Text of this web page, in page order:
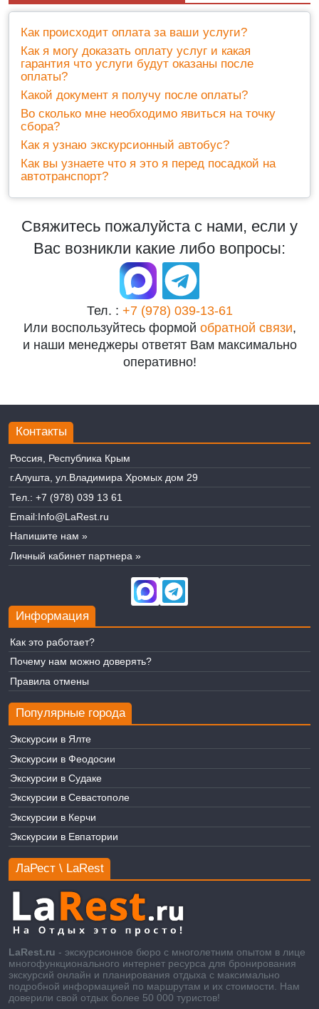
Как происходит оплата за ваши услуги?
Как я могу доказать оплату услуг и какая
гарантия что услуги будут оказаны после
оплаты?
Какой документ я получу после оплаты?
Во сколько мне необходимо явиться на точку
сбора?
Как я узнаю экскурсионный автобус?
Как вы узнаете что я это я перед посадкой на
автотранспорт?
Свяжитесь пожалуйста с нами, если у
Вас возникли какие либо вопросы:
Тел. : +7 (978) 039-13-61
Или воспользуйтесь формой обратной связи,
и наши менеджеры ответят Вам максимально
оперативно!
Контакты
Россия, Республика Крым
г.Алушта, ул.Владимира Хромых дом 29
Тел.: +7 (978) 039 13 61
Email:Info@LaRest.ru
Напишите нам »
Личный кабинет партнера »
Информация
Как это работает?
Почему нам можно доверять?
Правила отмены
Популярные города
Экскурсии в Ялте
Экскурсии в Феодосии
Экскурсии в Судаке
Экскурсии в Севастополе
Экскурсии в Керчи
Экскурсии в Евпатории
ЛаРест \ LaRest
LaRest.ru - экскурсионное бюро с многолетним опытом в лице
многофункционального интернет ресурса для бронирования
экскурсий онлайн и планирования отдыха с максимально
подробной информацией по маршрутам и их стоимости. Нам
доверили свой отдых более 50 000 туристов!